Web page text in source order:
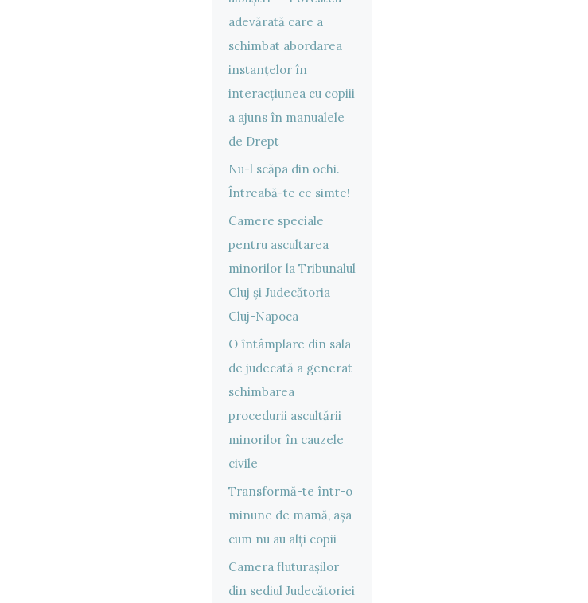
adevărată care a
schimbat abordarea
instanțelor în
interacțiunea cu copiii
a ajuns în manualele
de Drept
Nu-l scăpa din ochi.
Întreabă-te ce simte!
Camere speciale
pentru ascultarea
minorilor la Tribunalul
Cluj și Judecătoria
Cluj-Napoca
O întâmplare din sala
de judecată a generat
schimbarea
procedurii ascultării
minorilor în cauzele
civile
Transformă-te într-o
minune de mamă, așa
cum nu au alți copii
Camera fluturașilor
din sediul Judecătoriei